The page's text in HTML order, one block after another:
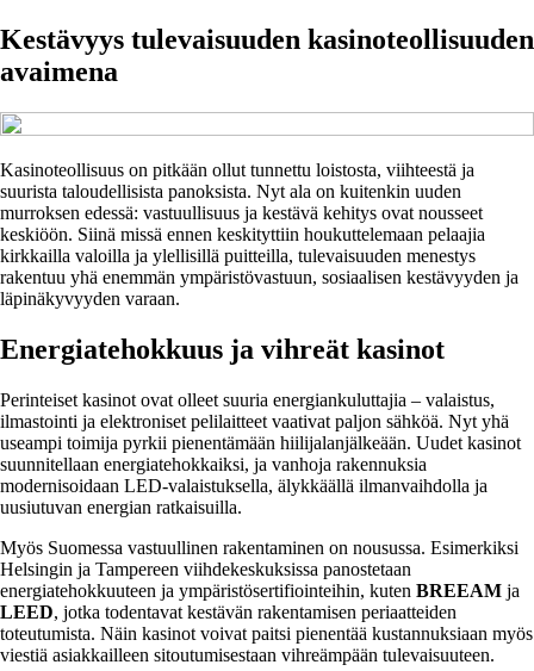
Kestävyys tulevaisuuden kasinoteollisuuden
avaimena
Kasinoteollisuus on pitkään ollut tunnettu loistosta, viihteestä ja
suurista taloudellisista panoksista. Nyt ala on kuitenkin uuden
murroksen edessä: vastuullisuus ja kestävä kehitys ovat nousseet
keskiöön. Siinä missä ennen keskityttiin houkuttelemaan pelaajia
kirkkailla valoilla ja ylellisillä puitteilla, tulevaisuuden menestys
rakentuu yhä enemmän ympäristövastuun, sosiaalisen kestävyyden ja
läpinäkyvyyden varaan.
Energiatehokkuus ja vihreät kasinot
Perinteiset kasinot ovat olleet suuria energiankuluttajia – valaistus,
ilmastointi ja elektroniset pelilaitteet vaativat paljon sähköä. Nyt yhä
useampi toimija pyrkii pienentämään hiilijalanjälkeään. Uudet kasinot
suunnitellaan energiatehokkaiksi, ja vanhoja rakennuksia
modernisoidaan LED-valaistuksella, älykkäällä ilmanvaihdolla ja
uusiutuvan energian ratkaisuilla.
Myös Suomessa vastuullinen rakentaminen on nousussa. Esimerkiksi
Helsingin ja Tampereen viihdekeskuksissa panostetaan
energiatehokkuuteen ja ympäristösertifiointeihin, kuten BREEAM ja
LEED, jotka todentavat kestävän rakentamisen periaatteiden
toteutumista. Näin kasinot voivat paitsi pienentää kustannuksiaan myös
viestiä asiakkailleen sitoutumisestaan vihreämpään tulevaisuuteen.